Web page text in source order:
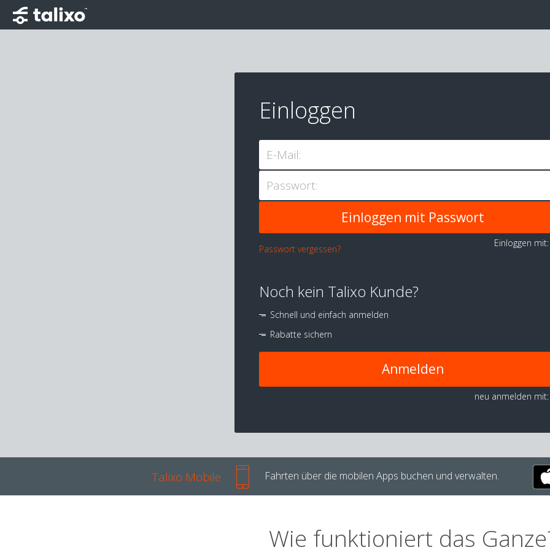
Einloggen
E-Mail:
Passwort:
Passwort vergessen?
Einloggen
Noch kein Talixo Kunde?
Schnell und einfach anmelden
Rabatte sichern
Anmelden
neu anmelden mit:
Talixo Mobile Fahrten über die mobilen Apps buchen und verwalten.
Wie funktioniert das